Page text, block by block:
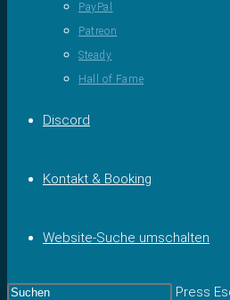
PayPal
Patreon
Steady
Hall of Fame
Discord
Kontakt & Booking
Website-Suche umschalten
Press